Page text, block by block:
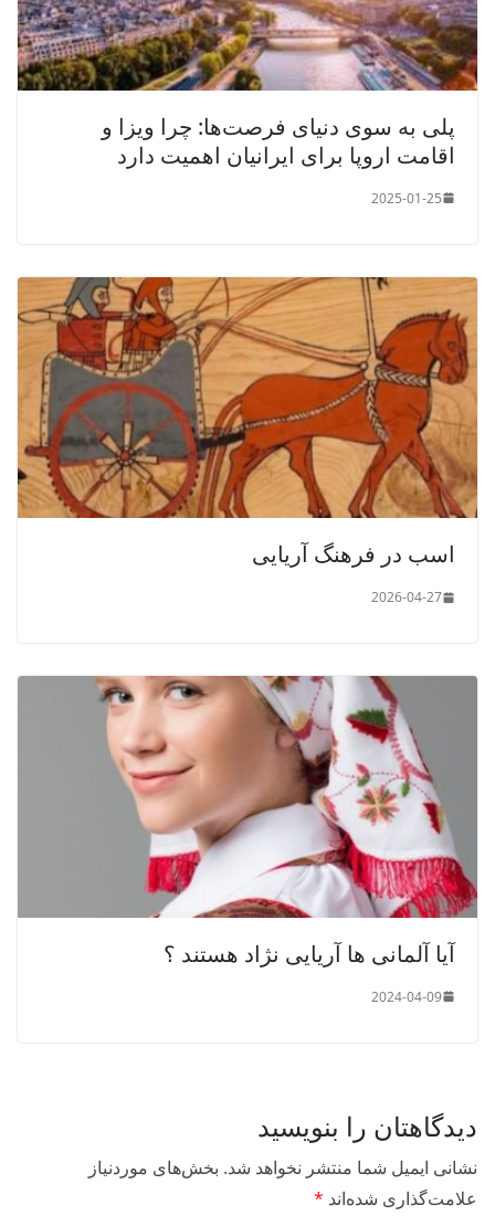
پلی به سوی دنیای فرصت‌ها: چرا ویزا و
اقامت اروپا برای ایرانیان اهمیت دارد
2025-01-25
اسب در فرهنگ آریایی
2026-04-27
آیا آلمانی ها آریایی نژاد هستند ؟
2024-04-09
دیدگاهتان را بنویسید
نشانی ایمیل شما منتشر نخواهد شد. بخش‌های موردنیاز
علامت‌گذاری شده‌اند *